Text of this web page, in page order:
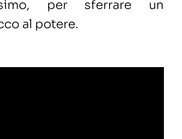
per sferrare un
al potere.